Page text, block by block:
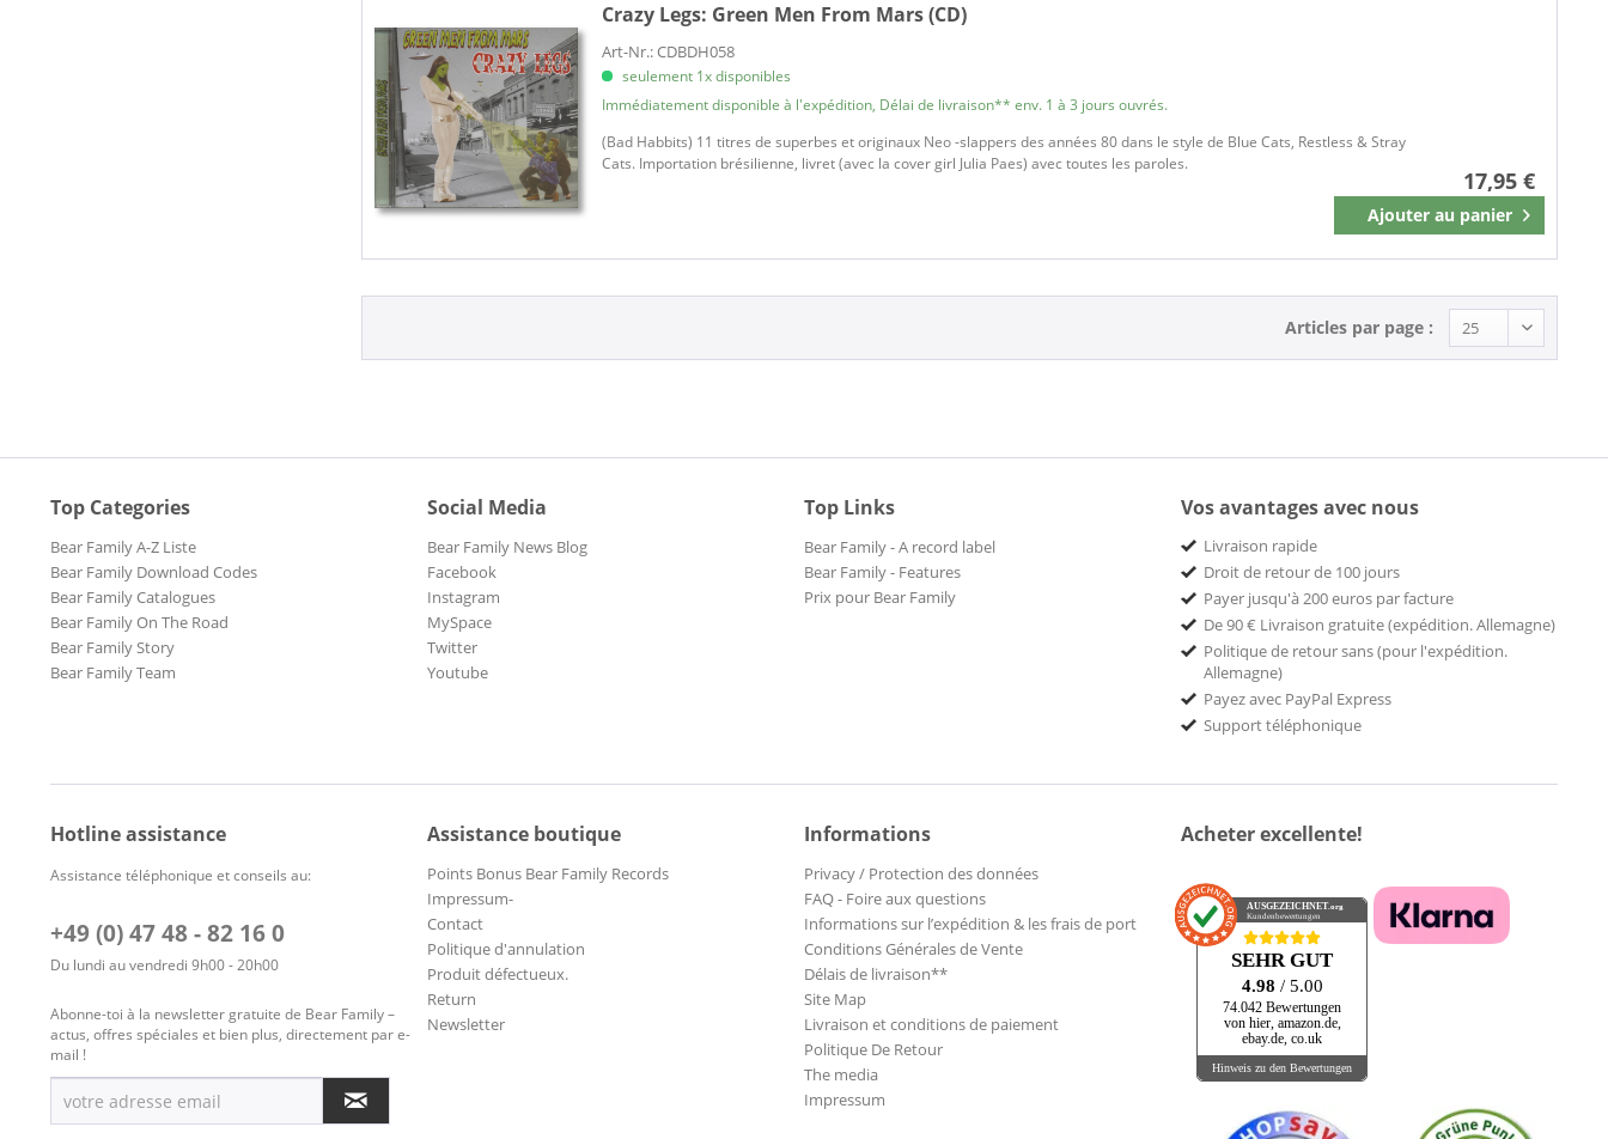
Crazy Legs: Green Men From Mars (CD)
Art-Nr.: CDBDH058
seulement 1x disponibles
Immédiatement disponible à l'expédition, Délai de livraison** env. 1 à 3 jours ouvrés.
(Bad Habbits) 11 titres de superbes et originaux Neo -slappers des années 80 dans le style de Blue Cats, Restless & Stray
Cats. Importation brésilienne, livret (avec la cover girl Julia Paes) avec toutes les paroles.
17,95 €
Ajouter au panier
Mémoriser
Articles par page :
Top Categories
Bear Family A-Z Liste
Bear Family Download Codes
Bear Family Catalogues
Bear Family On The Road
Bear Family Story
Bear Family Team
Social Media
Bear Family News Blog
Facebook
Instagram
MySpace
Twitter
Youtube
Top Links
Bear Family - A record label
Bear Family - Features
Prix pour Bear Family
Vos avantages avec nous
Livraison rapide
Droit de retour de 100 jours
Payer jusqu'à 200 euros par facture
De 90 € Livraison gratuite (expédition. Allemagne)
Politique de retour sans (pour l'expédition.
Allemagne)
Payez avec PayPal Express
Support téléphonique
Hotline assistance
Assistance téléphonique et conseils au:
+49 (0) 47 48 - 82 16 0
Du lundi au vendredi 9h00 - 20h00
Abonne-toi à la newsletter gratuite de Bear Family –
actus, offres spéciales et bien plus, directement par e-
mail !
Assistance boutique
Points Bonus Bear Family Records
Impressum-
Contact
Politique d'annulation
Produit défectueux.
Return
Newsletter
Informations
Privacy / Protection des données
FAQ - Foire aux questions
Informations sur l’expédition & les frais de port
Conditions Générales de Vente
Délais de livraison**
Site Map
Livraison et conditions de paiement
Politique De Retour
The media
Impressum
Acheter excellente!
AUSGEZEICHNET .org
Kundenbewertungen
SEHR GUT
4.98 / 5.00
74.042 Bewertungen
von hier, amazon.de,
ebay.de, co.uk
Hinweis zu den Bewertungen